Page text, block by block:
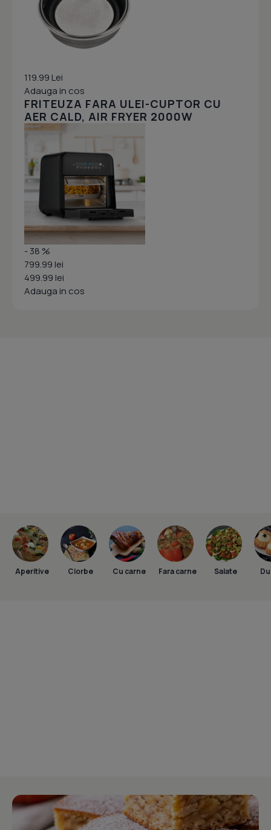
119.99 Lei
Adauga in cos
FRITEUZA FARA ULEI-CUPTOR CU
AER CALD, AIR FRYER 2000W
- 38 %
799.99 lei
499.99 lei
Adauga in cos
Aperitive Ciorbe Cu carne Fara carne Salate